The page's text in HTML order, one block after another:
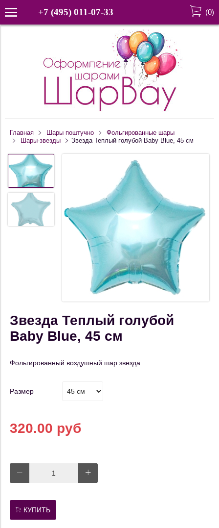
+7 (495) 011-07-33 (0)
Главная Шары поштучно
Фольгированные шары
Шары-звезды
Звезда Теплый голубой Baby Blue, 45 см
Звезда Теплый голубой
Baby Blue, 45 см
Фольгированный воздушный шар звезда
Размер
320.00 руб
КУПИТЬ